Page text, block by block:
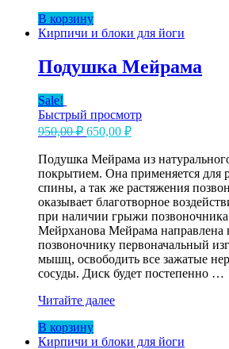
йоги
деревянный
В корзину
Кирпичи и блоки для йоги
Подушка Мейрама
Sale!
Быстрый просмотр
950,00₽ Первоначальная
составляла
950,00 ₽.
650,00 ₽Текущая
650,00 ₽.
Подушка Мейрама из
покрытием. Она применяется для
спины, а так же растяжения
оказывает благотворное
при наличии грыжи
Мейрханова Мейрама направлена
позвоночнику первоначальный
мышц, освободить все зажатые
сосуды. Диск будет постепенно …
Подушка
Читайте далее
В корзину
Кирпичи и блоки для йоги